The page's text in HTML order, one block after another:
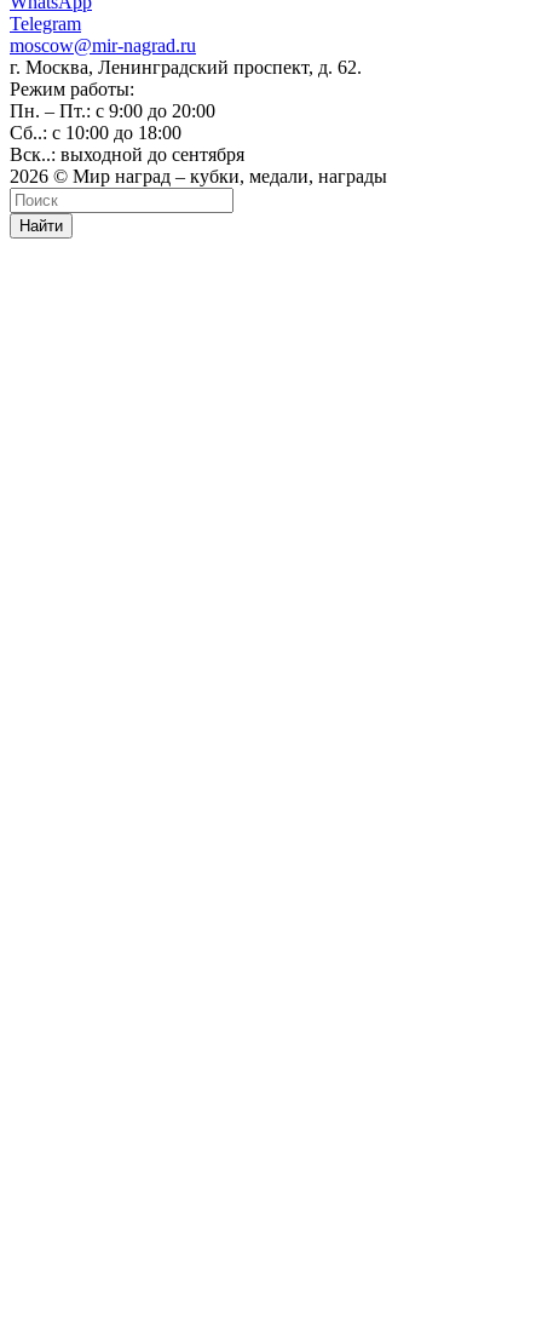
Telegram
moscow@mir-nagrad.ru
г. Москва, Ленинградский проспект, д. 62.
Режим работы:
Пн. – Пт.: с 9:00 до 20:00
Сб..: с 10:00 до 18:00
Вск..: выходной до сентября
2026 © Мир наград – кубки, медали, награды
Найти